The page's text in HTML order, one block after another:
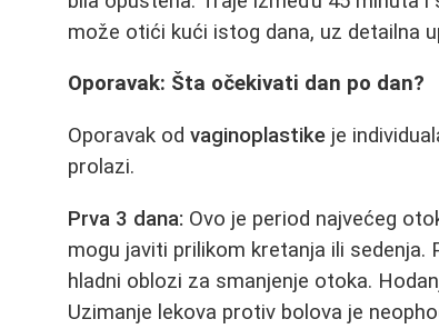
može otići kući istog dana, uz detailna
Oporavak: Šta očekivati dan po dan?
Oporavak odvaginoplastike je
prolazi.
Prva 3 dana: Ovo je period najvećeg
mogu javiti prilikom kretanja ili
hladni oblozi za smanjenje otoka.
Uzimanje lekova protiv bolova je